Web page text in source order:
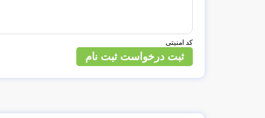
کد امنیتی
ثبت درخواست ثبت نام